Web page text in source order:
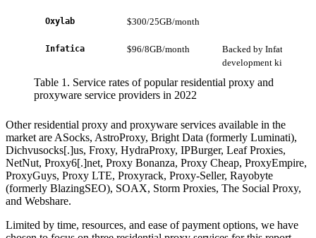
Oxylab $300/25GB/month
Infatica $96/8GB/month
Backed by Infatica
development kit (SDK)
Table 1. Service rates of popular residential proxy and
proxyware service providers in 2022
Other residential proxy and proxyware services available in the
market are ASocks, AstroProxy, Bright Data (formerly Luminati),
Dichvusocks[.]us, Froxy, HydraProxy, IPBurger, Leaf Proxies,
NetNut, Proxy6[.]net, Proxy Bonanza, Proxy Cheap, ProxyEmpire,
ProxyGuys, Proxy LTE, Proxyrack, Proxy-Seller, Rayobyte
(formerly BlazingSEO), SOAX, Storm Proxies, The Social Proxy,
and Webshare.
Limited by time, resources, and ease of payment options, we have